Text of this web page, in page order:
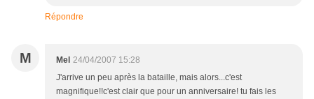
Répondre
M Mel 24/04/2007 15:28
J'arrive un peu après la bataille, mais alors...c'est
magnifique!!c'est clair que pour un anniversaire! tu fais les